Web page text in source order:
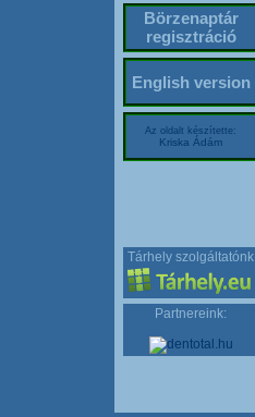
Börzenaptár
regisztráció
English version
Az oldalt készítette:
Kriska Ádám
Tárhely szolgáltatónk
Partnereink: